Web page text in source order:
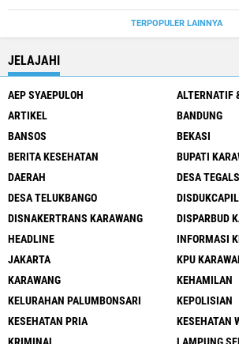
TERPOPULER LAINNYA
JELAJAHI
AEP SYAEPULOH
ALTERNATIF
ARTIKEL
BANDUNG
BANSOS
BEKASI
BERITA KESEHATAN
BUPATI
DAERAH
DESA
DESA TELUKBANGO
DISNAKERTRANS KARAWANG
DISPARBUD
HEADLINE
INFORMASI
JAKARTA
KPU
KARAWANG
KEHAMILAN
KELURAHAN PALUMBONSARI
KEPOLISIAN
KESEHATAN PRIA
KESEHATAN